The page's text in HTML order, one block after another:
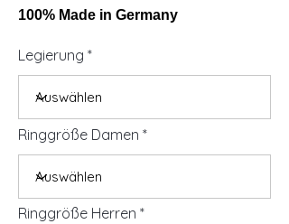
100% Made in Germany
Legierung
Ringgröße Damen
Ringgröße Herren